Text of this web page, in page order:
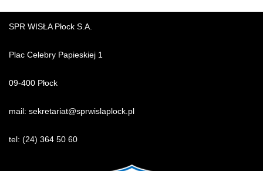
SPR WISŁA Płock S.A.
Plac Celebry Papieskiej 1
09-400 Płock
mail: sekretariat@sprwislaplock.pl
tel: (24) 364 50 60